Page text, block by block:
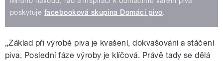
poskytuje facebooková skupina Domácí pivo
„Základ při výrobě piva je kvašení, dokvašování a stáčení
piva. Poslední fáze výroby je klíčová. Právě tady se dělá